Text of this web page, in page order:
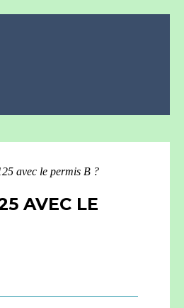
avec le permis B ?
AVEC LE